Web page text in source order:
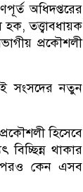
অধিদপ্তরের
তত্ত্বাবধায়ক
প্রকৌশলী
সংসদের নতুন
হিসেবে
থাকার
পরও কেন এসব